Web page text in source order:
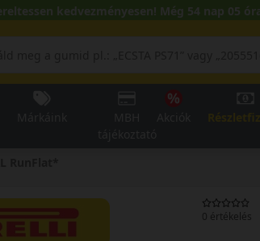
kedvezményesen! Még 54 nap 05
0 értékelés